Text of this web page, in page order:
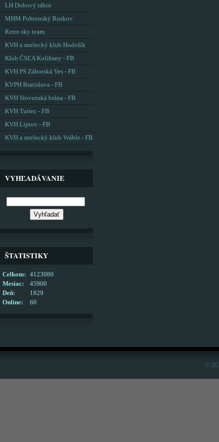
LH Dobový tábor
MHM Pohronský Ruskov
Retro sky team
KVH a strelecký klub Hodošík
Klub ČSĽA Kolíňany - FB
KVH PS Záhorská Ves - FB
KVPH Bratislava - FB
KVH Slovenská brána - FB
KVH Turiec - FB
KVH Liptov - FB
KVH a strelecký klub Vráble - FB
VYHĽADÁVANIE
ŠTATISTIKY
Online: 60
Celkom:
4123080
Mesiac:
45900
Deň:
1829
©